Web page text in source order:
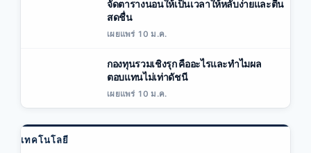
จัดตารางนอนให้เป็นเวลาให้หลับง่ายและตื่น
สดชื่น
เผยแพร่ 10 ม.ค.
กองทุนรวมเชิงรุก คืออะไรและทำไมผล
ตอบแทนไม่เท่าดัชนี
เผยแพร่ 10 ม.ค.
เทคโนโลยี